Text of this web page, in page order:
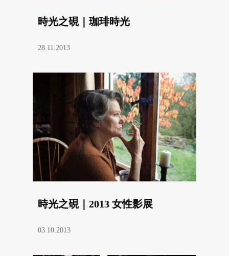
時光之硯｜珈琲時光
28.11.2013
時光之硯｜2013 女性影展
03.10.2013